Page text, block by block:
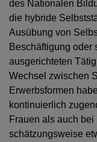
des Nationalen
die hybride
Ausübung von
Beschäftigung oder
ausgerichteten
Wechsel zwischen
Erwerbsformen
kontinuierlich
Frauen als auch
schätzungsweise